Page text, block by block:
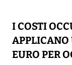
I COSTI
EURO PER